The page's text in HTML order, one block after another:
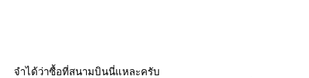
จำได้ว่าซื้อที่สนามบินนี่แหละครับ